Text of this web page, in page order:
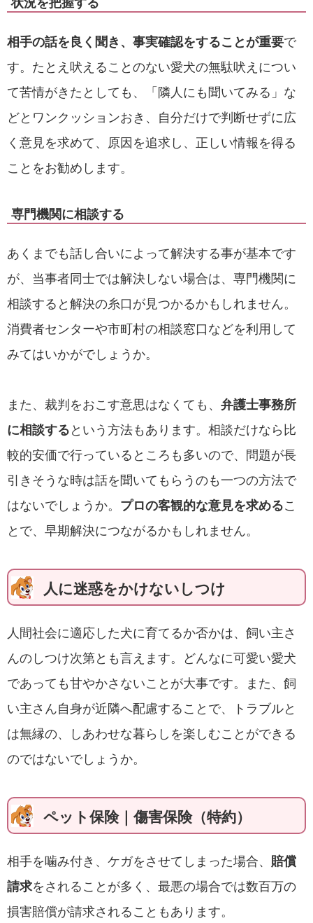
相手の話を良く聞き、事実確認をすることが重要で
す。たとえ吠えることのない愛犬の無駄吠えについ
て苦情がきたとしても、「隣人にも聞いてみる」な
どとワンクッションおき、自分だけで判断せずに広
く意見を求めて、原因を追求し、正しい情報を得る
ことをお勧めします。
専門機関に相談する
あくまでも話し合いによって解決する事が基本です
が、当事者同士では解決しない場合は、専門機関に
相談すると解決の糸口が見つかるかもしれません。
消費者センターや市町村の相談窓口などを利用して
みてはいかがでしょうか。
また、裁判をおこす意思はなくても、 弁護士事務所
に相談する という方法もあります。相談だけなら比
較的安価で行っているところも多いので、問題が長
引きそうな時は話を聞いてもらうのも一つの方法で
はないでしょうか。 プロの客観的な意見を求めるこ
とで、早期解決につながるかもしれません。
人に迷惑をかけないしつけ
人間社会に適応した犬に育てるか否かは、飼い主さ
んのしつけ次第とも言えます。どんなに可愛い愛犬
であっても甘やかさないことが大事です。また、飼
い主さん自身が近隣へ配慮することで、トラブルと
は無縁の、しあわせな暮らしを楽しむことができる
のではないでしょうか。
ペット保険｜傷害保険（特約）
相手を噛み付き、ケガをさせてしまった場合、 賠償
請求をされることが多く、最悪の場合では数百万の
損害賠償が請求されることもあります。